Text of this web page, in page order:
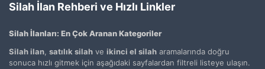
Silah İlan Rehberi ve Hızlı Linkler
Silah İlanları: En Çok Aranan Kategoriler
Silah ilan satılık silah ve ikinci el silah aramalarında doğru
sonuca hızlı gitmek için aşağıdaki sayfalardan filtreli listeye ulaşın.